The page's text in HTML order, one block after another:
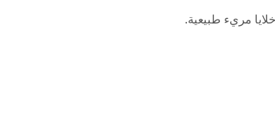
مريء طبيعية.